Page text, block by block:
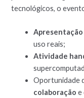
tecnológicos, o
Apresentação
uso reais;
Atividade
Oportunidade
colaboração e